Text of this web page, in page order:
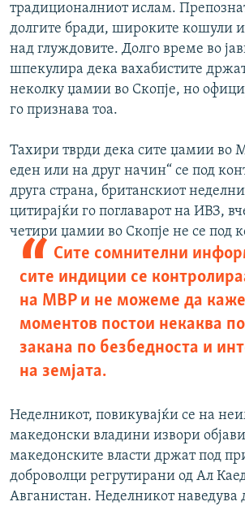
традиционалниот ислам.
долгите бради, широките кошули
над глуждовите. Долго време во
шпекулира дека вахабистите
неколку џамии во Скопје, но
го признава тоа.
Тахири тврди дека сите џамии во
еден или на друг начин“ се под
друга страна, британскиот
цитирајќи го поглаварот на ИВЗ,
четири џамии во Скопје не се под
Сите сомнителни
сите индиции се
на МВР и не можеме да
моментов постои некаква
закана по безбедноста и
на земјата.
Неделникот, повикувајќи се на
македонски владини извори
македонските власти држат под
доброволци регрутирани од Ал
Авганистан. Неделникот наведува